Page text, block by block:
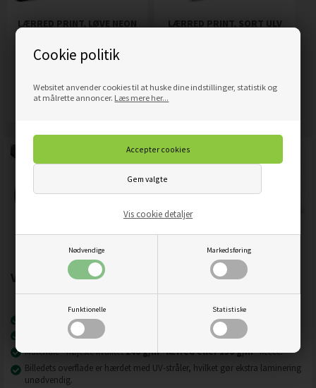
Cookie politik
Websitet anvender cookies til at huske dine indstillinger, statistik og
at målrette annoncer. Læs mere her...
Nødvendige Markedsføring
Funktionelle Statistiske
Vis cookie detaljer
LÆRRED PRINT, LØVE NEON
Mere info
LÆRRED PRINT, SORT ULV
Vigtigste produktegenskaber:
Nyeste printteknologi
Billeder på lærred er modstandsdygtige over for slid, ridser og snavs.
Materiale - højeste kvalitet240 g/m lærred eller 130 g/m fleece.
Billedets overflade er hærdet med UV-stråler, hvilket gør ekstra laminering
unødvendig.